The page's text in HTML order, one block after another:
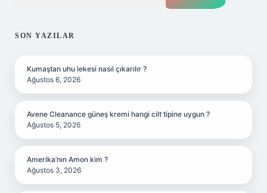
SON YAZILAR
Kumaştan uhu lekesi nasıl çıkarılır ?
Ağustos 6, 2026
Avene Cleanance güneş kremi hangi cilt tipine uygun ?
Ağustos 5, 2026
Amerika’nın Amon kim ?
Ağustos 3, 2026